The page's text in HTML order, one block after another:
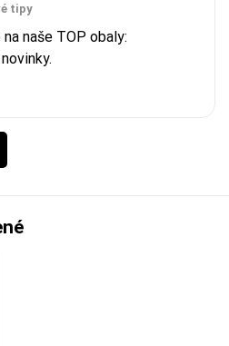
tipy
naše TOP obaly: